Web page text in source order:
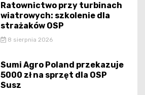
Ratownictwo przy turbinach
wiatrowych: szkolenie dla
strażaków OSP
8 sierpnia 2026
Sumi Agro Poland przekazuje
5000 zł na sprzęt dla OSP
Susz